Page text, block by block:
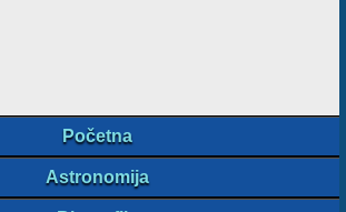
Početna
Astronomija